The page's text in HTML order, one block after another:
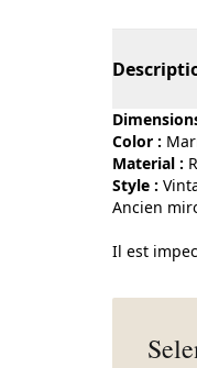
Color :
Material :
Style :
Ancien
Il est